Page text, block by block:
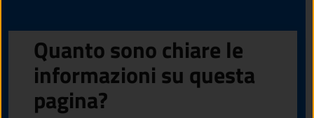
Quanto sono chiare le
informazioni su questa
pagina?